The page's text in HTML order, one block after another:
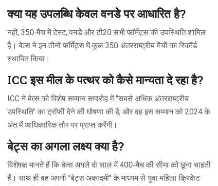
क्या यह उपलब्धि केवल वनडे पर आधारित है?
नहीं, 350‑मैच में टेस्ट, वनडे और टी20 सभी फॉर्मेट्स की उपस्थिति शामिल
है। बेत्स ने इन तीनों फॉर्मेट्स में कुल 350 अंतरराष्ट्रीय मैचों का रिकॉर्ड
स्थापित किया।
ICC इस मील के पत्थर को कैसे मान्यता दे रहा है?
ICC ने बेत्स को विशेष सम्मान समारोह में "सबसे अधिक अंतरराष्ट्रीय
उपस्थिति" का ट्रॉफी देने की घोषणा की है, और वह इस सम्मान को 2024 के
अंत में आधिकारिक तौर पर प्राप्त करेंगी।
बेट्स का अगला लक्ष्य क्या है?
विशेषज्ञ मानते हैं कि बेत्स अगले दो साल में 400‑मैच की सीमा को छूना चाहती
हैं। साथ ही वह अपनी "बेट्स अकादमी" के माध्यम से युवा महिला क्रिकेट